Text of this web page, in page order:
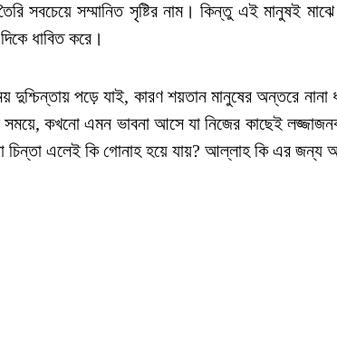
সবচেয়ে সম্মানিত সৃষ্টির নাম। কিন্তু এই মানুষই
ধাবিত করে।
পড়ে যাই, কারণ শয়তান মানুষের অন্তরে নানা
সময়ে, কখনো এমন ভাবনা আসে যা নিজের কাছেই
চিন্তা এলেই কি গোনাহ হয়ে যায়? আল্লাহ কি এর জন্য